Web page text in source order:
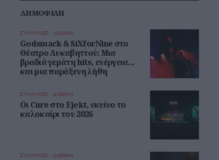
ΔΗΜΟΦΙΛΗ
ΣΥΝΑΥΛΙΕΣ - ΔΙΕΘΝΗ
Godsmack & SiXforNine στο
Θέατρο Λυκαβηττού: Μια
βραδιά γεμάτη hits, ενέργεια...
και μια παράξενη λήθη
ΣΥΝΑΥΛΙΕΣ - ΔΙΕΘΝΗ
Οι Cure στο Ejekt, εκείνο το
καλοκαίρι του 2026
ΣΥΝΑΥΛΙΕΣ - ΔΙΕΘΝΗ